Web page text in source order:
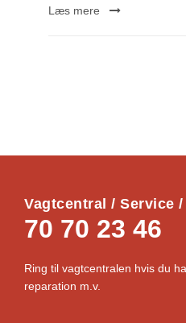
Læs mere
Vagtcentral / Service
70 70 23 46
Ring til vagtcentralen hvis du
reparation m.v.